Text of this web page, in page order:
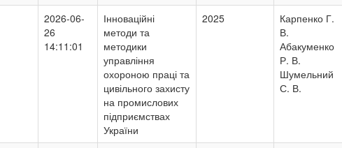
2026-06-
26
14:11:01
Інноваційні
методи та
методики
управління
охороною праці та
цивільного захисту
на промислових
підприємствах
України
2025
Карпенко Г.
В.
Абакуменко
Р. В.
Шумельний
С. В.